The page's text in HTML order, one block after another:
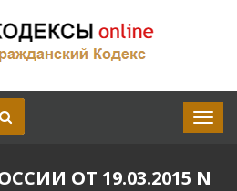
ОТ 19.03.2015 N